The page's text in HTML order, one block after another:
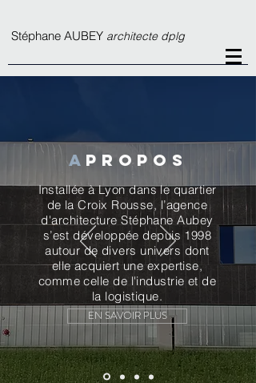
Stéphane AUBEY architecte dplg
a propos
Installée à Lyon dans le quartier
de la Croix Rousse, l’agence
d'architecture Stéphane Aubey
s’est développée depuis 1998
autour de divers univers dont
elle acquiert une expertise,
comme celle de l'industrie et de
la logistique.
EN SAVOIR PLUS